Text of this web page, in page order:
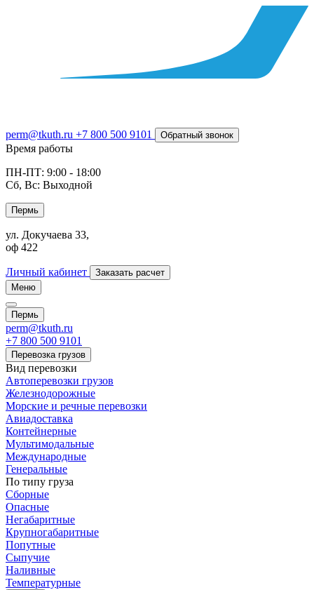
perm@tkuth.ru +7 800 500 9101 Обратный звонок
Время работы
ПН-ПТ: 9:00 - 18:00
Сб, Вс: Выходной
Пермь
ул. Докучаева 33,
оф 422
Личный кабинет
Заказать расчет
Меню
Пермь
perm@tkuth.ru
+7 800 500 9101
Перевозка грузов
Вид перевозки
Автоперевозки грузов
Железнодорожные
Морские и речные перевозки
Авиадоставка
Контейнерные
Мультимодальные
Международные
Генеральные
По типу груза
Сборные
Опасные
Негабаритные
Крупногабаритные
Попутные
Сыпучие
Наливные
Температурные